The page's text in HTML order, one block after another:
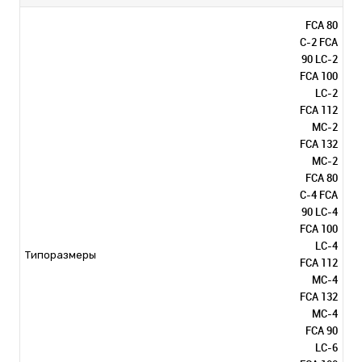
Типоразмеры
FCA 80
C-2 FCA
90 LC-2
FCA 100
LC-2
FCA 112
MC-2
FCA 132
MC-2
FCA 80
C-4 FCA
90 LC-4
FCA 100
LC-4
FCA 112
MC-4
FCA 132
MC-4
FCA 90
LC-6